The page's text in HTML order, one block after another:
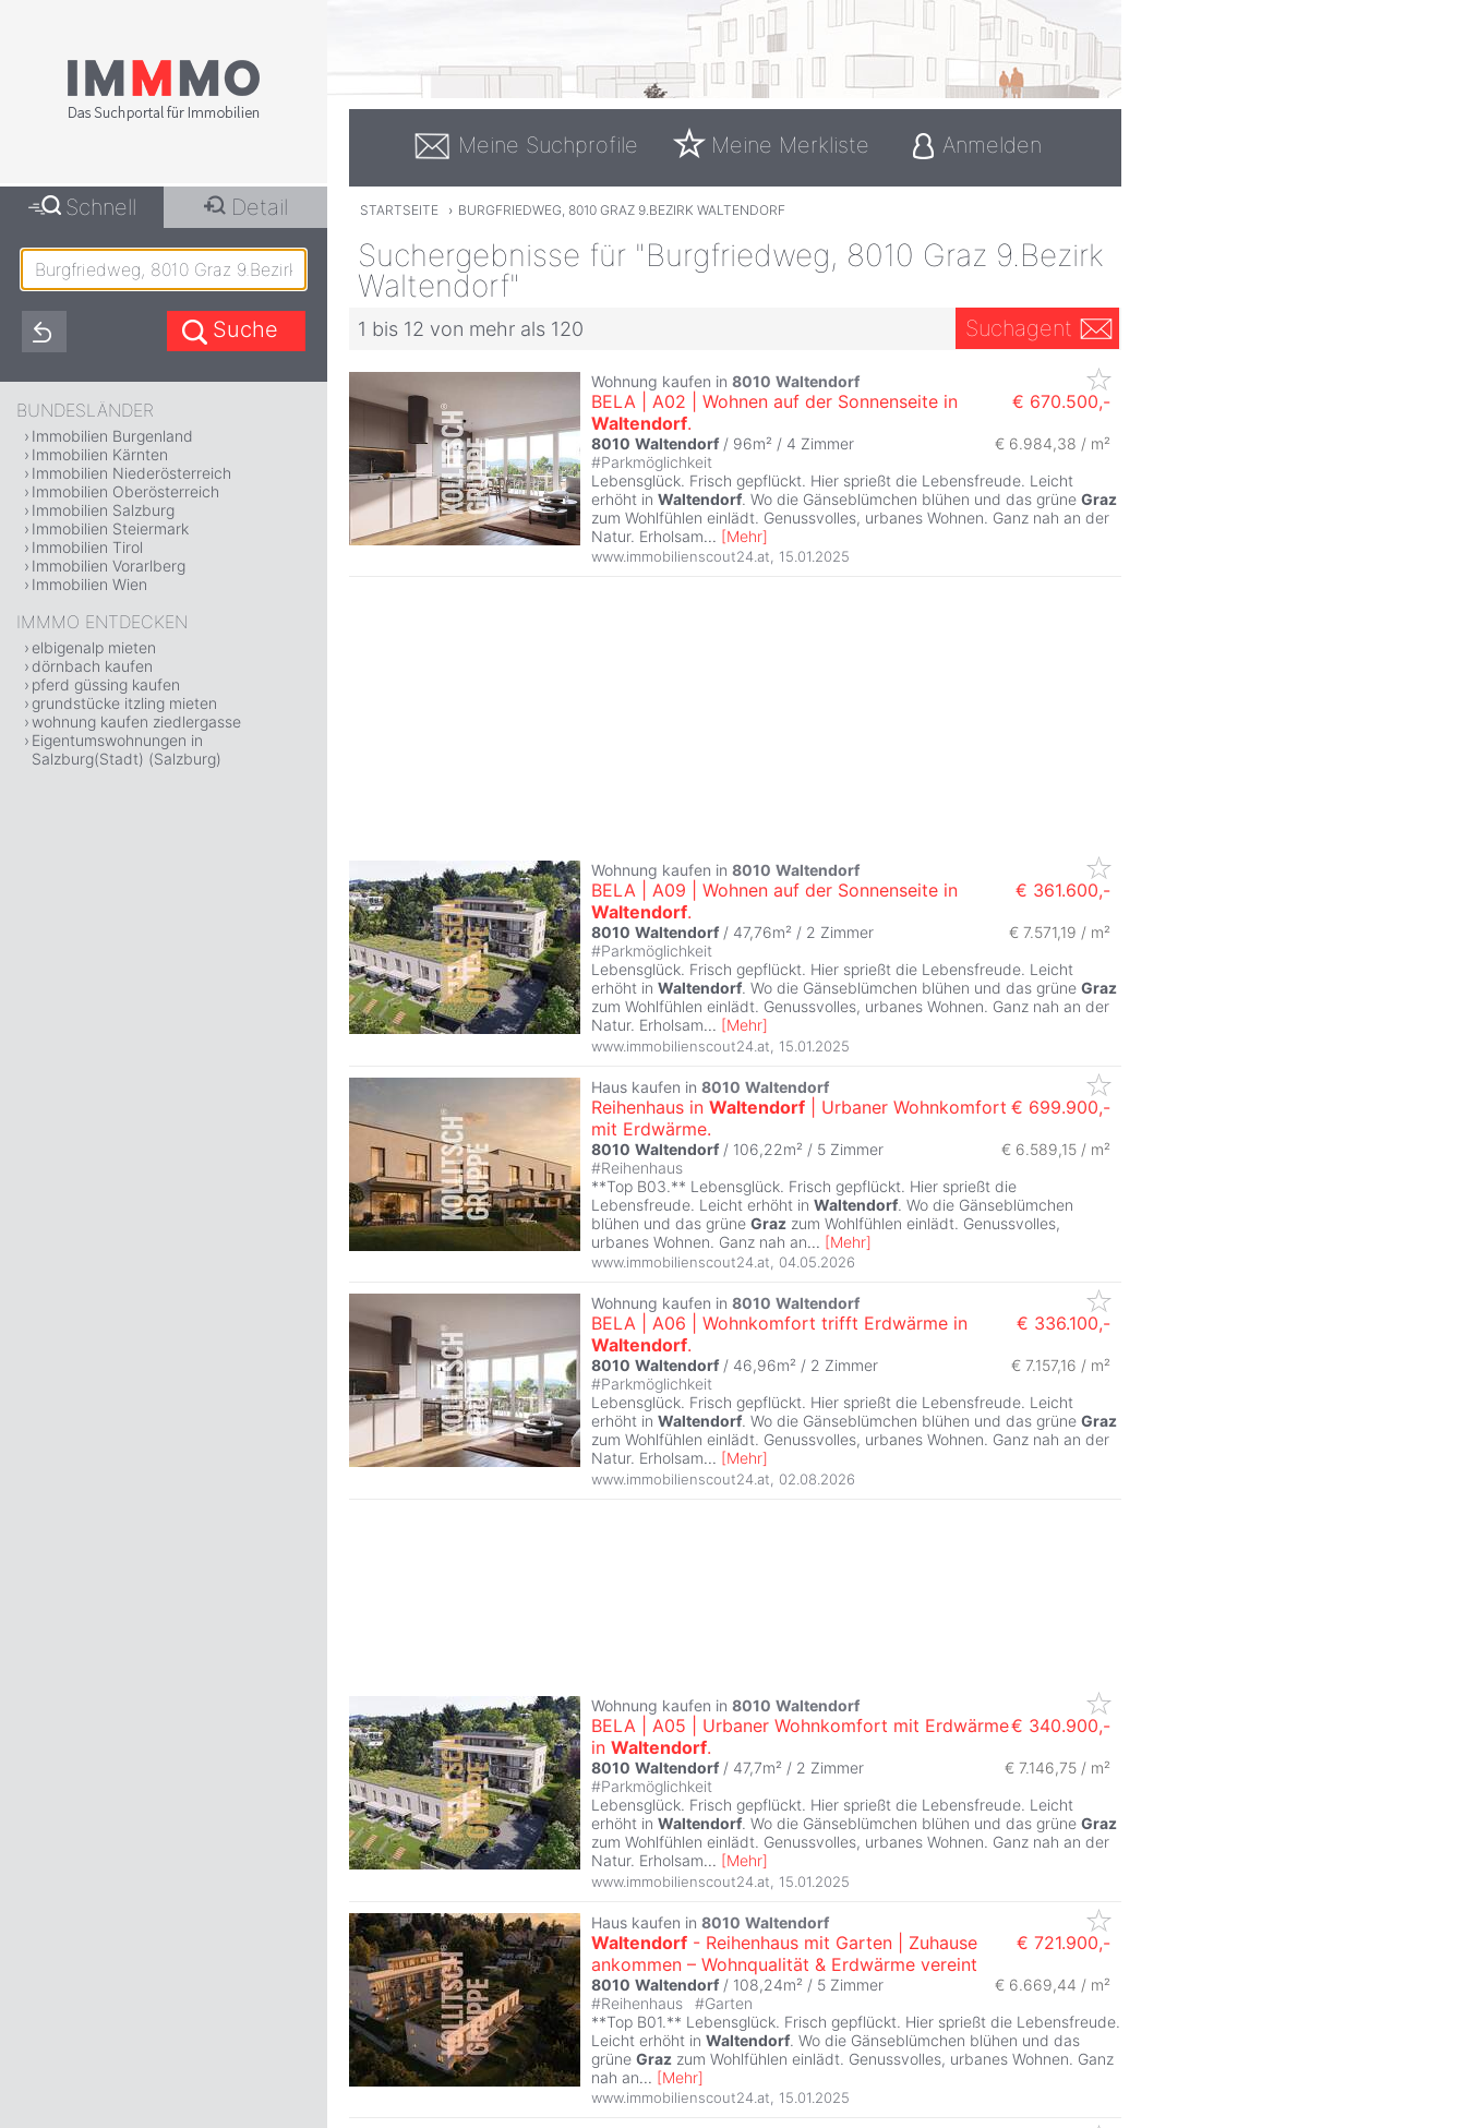
Meine Suchprofile Meine Merkliste Anmelden
STARTSEITE › BURGFRIEDWEG, 8010 GRAZ 9.BEZIRK WALTENDORF
Suchergebnisse für "Burgfriedweg, 8010 Graz 9.Bezirk
Waltendorf"
1 bis 12 von mehr als 120 Suchagent
Wohnung kaufen in 8010 Waltendorf
BELA | A02 | Wohnen auf der Sonnenseite in
Waltendorf.
€ 670.500,-
8010 Waltendorf / 96m² / 4 Zimmer
€ 6.984,38 / m²
#Parkmöglichkeit
Lebensglück. Frisch gepflückt. Hier sprießt die Lebensfreude. Leicht
erhöht in Waltendorf. Wo die Gänseblümchen blühen und das grüne Graz
zum Wohlfühlen einlädt. Genussvolles, urbanes Wohnen. Ganz nah an der
Natur. Erholsam... [Mehr]
www.immobilienscout24.at 15.01.2025
Wohnung kaufen in 8010 Waltendorf
BELA | A09 | Wohnen auf der Sonnenseite in
Waltendorf.
€ 361.600,-
8010 Waltendorf / 47,76m² / 2 Zimmer
€ 7.571,19 / m²
#Parkmöglichkeit
Lebensglück. Frisch gepflückt. Hier sprießt die Lebensfreude. Leicht
erhöht in Waltendorf. Wo die Gänseblümchen blühen und das grüne Graz
zum Wohlfühlen einlädt. Genussvolles, urbanes Wohnen. Ganz nah an der
Natur. Erholsam... [Mehr]
www.immobilienscout24.at 15.01.2025
Haus kaufen in 8010 Waltendorf
Reihenhaus in Waltendorf | Urbaner Wohnkomfort
mit Erdwärme.
€ 699.900,-
8010 Waltendorf / 106,22m² / 5 Zimmer
€ 6.589,15 / m²
#Reihenhaus
**Top B03.** Lebensglück. Frisch gepflückt. Hier sprießt die
Lebensfreude. Leicht erhöht in Waltendorf. Wo die Gänseblümchen
blühen und das grüne Graz zum Wohlfühlen einlädt. Genussvolles,
urbanes Wohnen. Ganz nah an... [Mehr]
www.immobilienscout24.at, 04.05.2026
Wohnung kaufen in 8010 Waltendorf
BELA | A06 | Wohnkomfort trifft Erdwärme in
Waltendorf.
€ 336.100,-
8010 Waltendorf / 46,96m² / 2 Zimmer
€ 7.157,16 / m²
#Parkmöglichkeit
Lebensglück. Frisch gepflückt. Hier sprießt die Lebensfreude. Leicht
erhöht in Waltendorf. Wo die Gänseblümchen blühen und das grüne Graz
zum Wohlfühlen einlädt. Genussvolles, urbanes Wohnen. Ganz nah an der
Natur. Erholsam... [Mehr]
www.immobilienscout24.at 02.08.2026
Wohnung kaufen in 8010 Waltendorf
BELA | A05 | Urbaner Wohnkomfort mit Erdwärme
in Waltendorf.
€ 340.900,-
8010 Waltendorf / 47,7m² / 2 Zimmer
€ 7.146,75 / m²
#Parkmöglichkeit
Lebensglück. Frisch gepflückt. Hier sprießt die Lebensfreude. Leicht
erhöht in Waltendorf. Wo die Gänseblümchen blühen und das grüne Graz
zum Wohlfühlen einlädt. Genussvolles, urbanes Wohnen. Ganz nah an der
Natur. Erholsam... [Mehr]
www.immobilienscout24.at 15.01.2025
Haus kaufen in 8010 Waltendorf
Waltendorf - Reihenhaus mit Garten | Zuhause
ankommen – Wohnqualität & Erdwärme vereint
€ 721.900,-
8010 Waltendorf / 108,24m² / 5 Zimmer
€ 6.669,44 / m²
#Reihenhaus #Garten
**Top B01.** Lebensglück. Frisch gepflückt. Hier sprießt die Lebensfreude.
Leicht erhöht in Waltendorf. Wo die Gänseblümchen blühen und das
grüne Graz zum Wohlfühlen einlädt. Genussvolles, urbanes Wohnen. Ganz
nah an... [Mehr]
www.immobilienscout24.at 15.01.2025
Schnell Detail
BUNDESLÄNDER
Immobilien Burgenland
Immobilien Kärnten
Immobilien Niederösterreich
Immobilien Oberösterreich
Immobilien Salzburg
Immobilien Steiermark
Immobilien Tirol
Immobilien Vorarlberg
Immobilien Wien
IMMMO ENTDECKEN
elbigenalp mieten
dörnbach kaufen
pferd güssing kaufen
grundstücke itzling mieten
wohnung kaufen ziedlergasse
Eigentumswohnungen in
Salzburg(Stadt) (Salzburg)